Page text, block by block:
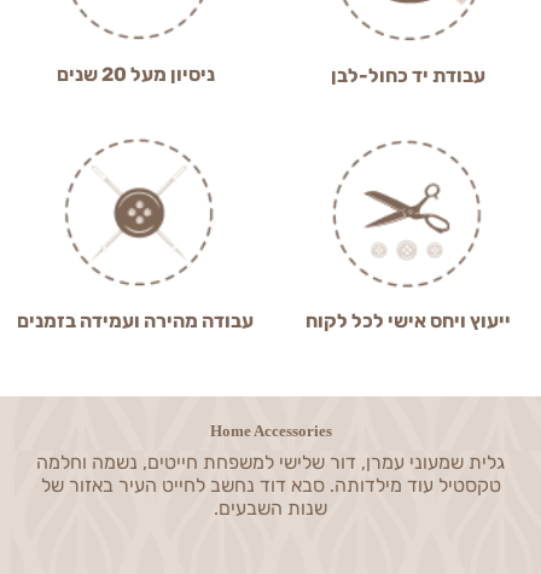
עבודת יד כחול-לבן ניסיון מעל 20 שנים
ייעוץ ויחס אישי לכל לקוח עבודה מהירה ועמידה בזמנים
Home Accessories
גלית שמעוני עמרן, דור שלישי למשפחת חייטים, נשמה וחלמה
טקסטיל עוד מילדותה. סבא דוד נחשב לחייט העיר באזור של
שנות השבעים.